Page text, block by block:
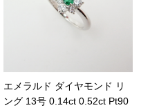
エメラルド ダイヤモンド リ
ング 13号 0.14ct 0.52ct Pt90